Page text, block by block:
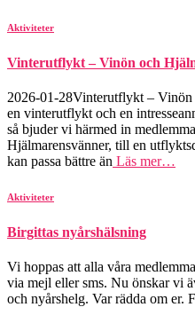
Aktiviteter
Vinterutflykt – Vinön och
2026-01-28Vinterutflykt –
en vinterutflykt och en
så bjuder vi härmed in
Hjälmarensvänner, till en
kan passa bättre än Läs mer…
Aktiviteter
Birgittas nyårshälsning
Vi hoppas att alla våra
via mejl eller sms. Nu önskar vi
och nyårshelg. Var rädda om er.